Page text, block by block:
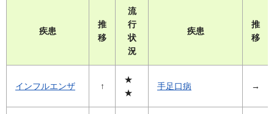
疾患
推
移
流
行
状
況
疾患
推
移
インフルエンザ ↑
★
★
手足口病 →